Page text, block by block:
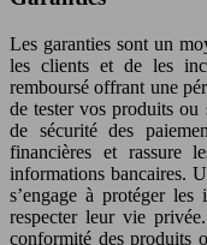
Les garanties sont un
les clients et de les
remboursé offrant une
de tester vos produits
de sécurité des
financières et rassure
informations bancaires.
s’engage à protéger
respecter leur vie
conformité des produits